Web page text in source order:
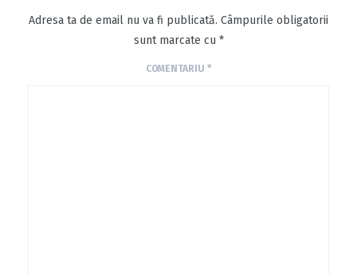
Adresa ta de email nu va fi publicată. Câmpurile obligatorii
sunt marcate cu *
COMENTARIU *